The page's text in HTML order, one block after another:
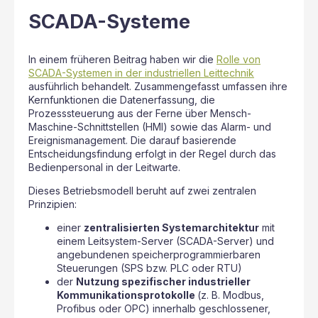
SCADA-Systeme
In einem früheren Beitrag haben wir die Rolle von
SCADA-Systemen in der industriellen Leittechnik
ausführlich behandelt. Zusammengefasst umfassen ihre
Kernfunktionen die Datenerfassung, die
Prozesssteuerung aus der Ferne über Mensch-
Maschine-Schnittstellen (HMI) sowie das Alarm- und
Ereignismanagement. Die darauf basierende
Entscheidungsfindung erfolgt in der Regel durch das
Bedienpersonal in der Leitwarte.
Dieses Betriebsmodell beruht auf zwei zentralen
Prinzipien:
einer zentralisierten Systemarchitektur mit
einem Leitsystem-Server (SCADA-Server) und
angebundenen speicherprogrammierbaren
Steuerungen (SPS bzw. PLC oder RTU)
der Nutzung spezifischer industrieller
Kommunikationsprotokolle (z. B. Modbus,
Profibus oder OPC) innerhalb geschlossener,